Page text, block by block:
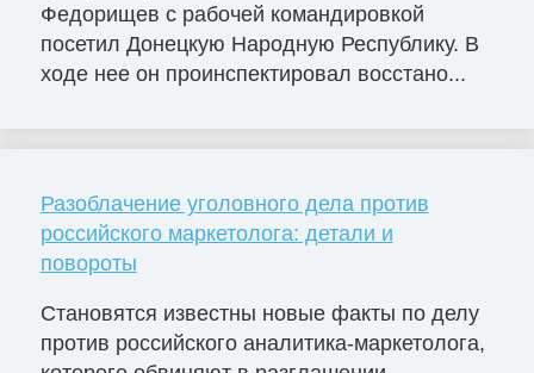
Федорищев с рабочей командировкой
посетил Донецкую Народную Республику. В
ходе нее он проинспектировал восстано...
Разоблачение уголовного дела против
российского маркетолога: детали и
повороты
Становятся известны новые факты по делу
против российского аналитика-маркетолога,